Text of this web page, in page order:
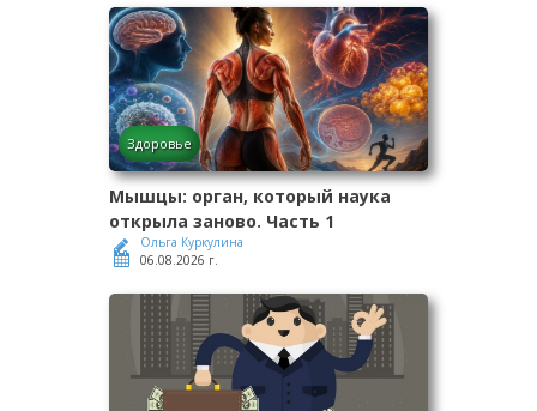
Здоровье
Мышцы: орган, который наука
открыла заново. Часть 1
Ольга Куркулина
06.08.2026 г.